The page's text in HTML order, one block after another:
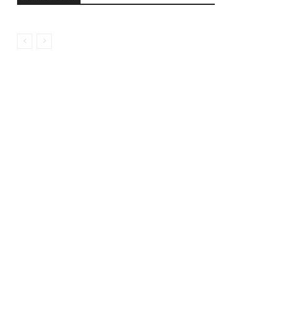
November 29, 2021